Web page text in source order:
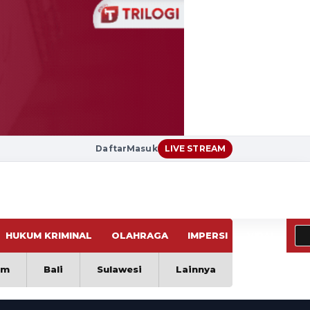
DaftarMasuk LIVE STREAM
HUKUM KRIMINAL OLAHRAGA IMPERSI
Bali Sulawesi Lainnya